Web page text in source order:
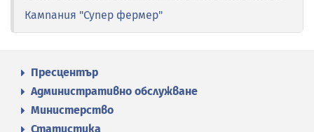
Кампания "Супер фермер"
Пресцентър
Административно обслужване
Министерство
Статистика